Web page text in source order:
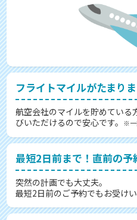
フライトマイルがたまり
航空会社のマイルを貯めている
びいただけるので安心です。
※一
最短2日前まで！直前の予
突然の計画でも大丈夫。
最短2日前のご予約でもお受けい